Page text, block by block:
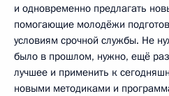
и одновременно предлагать
помогающие молодёжи
условиям срочной службы. Не
было в прошлом, нужно, ещё раз
лучшее и применить к
новыми методиками и